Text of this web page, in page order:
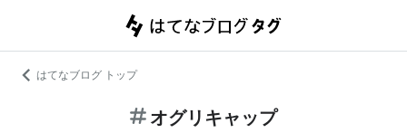
はてなブログ トップ
オグリキャップ